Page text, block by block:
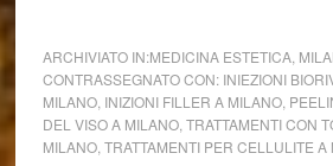
ARCHIVIATO IN:MEDICINA ESTETICA,
CONTRASSEGNATO CON: INIEZIONI
MILANO, INIZIONI FILLER A MILANO,
DEL VISO A MILANO, TRATTAMENTI CON
MILANO, TRATTAMENTI PER CELLULITE A